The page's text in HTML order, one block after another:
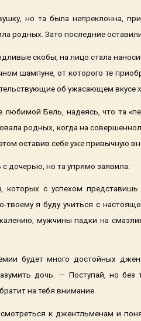
но та была непреклонна,
родных. Зато последние
скобы, на лицо стала
шампуне, от которого те
об ужасающем вкусе
Бель, надеясь, что та
родных, когда на
оставив себе уже привычную
дочерью, но та упрямо заявила:
с успехом представишь
твоему я буду учиться с
мужчины падки на
будет много достойных
дочь. — Поступай, но без
на тебя внимание.
к джентльменам и